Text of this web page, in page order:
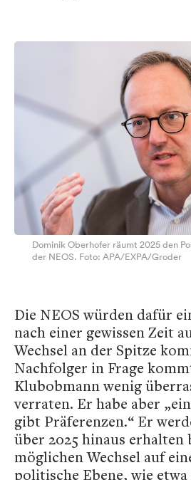
Dominik Oberhofer räumt 2025 den
der NEOS. Foto: APA/EXPA/Groder
Die NEOS würden dafür
nach einer gewissen Zeit
Wechsel an der Spitze
Nachfolger in Frage
Klubobmann wenig
verraten. Er habe aber
gibt Präferenzen.“ Er
über 2025 hinaus erhalten
möglichen Wechsel auf
politische Ebene, wie